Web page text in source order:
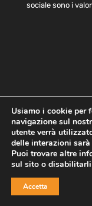
sociale sono i
Home
Privacy
Copyright ©
Usiamo i cookie per
navigazione sul
utente verrà
delle interazioni
Puoi trovare altre
sul sito o
Accetta